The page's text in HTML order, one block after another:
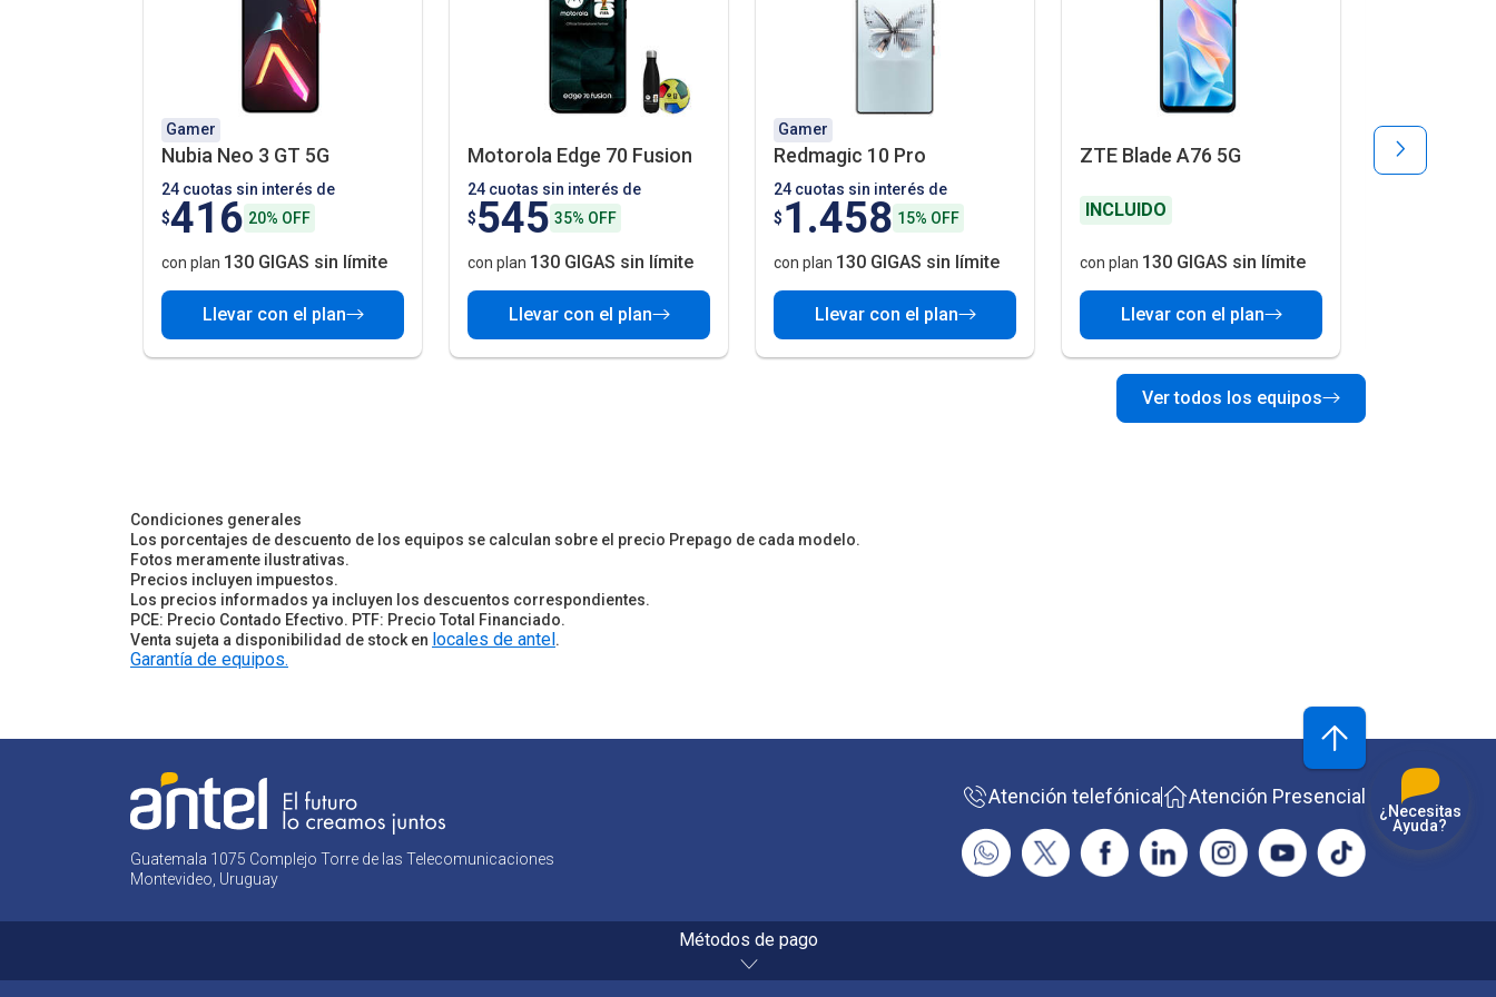
Gamer
Nubia Neo 3 GT 5G
24 cuotas sin interés de
$416 20% OFF
con plan 130 GIGAS sin límite
Llevar con el plan
Motorola Edge 70 Fusion
24 cuotas sin interés de
$545 35% OFF
con plan 130 GIGAS sin límite
Llevar con el plan
Gamer
Redmagic 10 Pro
24 cuotas sin interés de
$ 1.458 15% OFF
con plan 130 GIGAS sin límite
Llevar con el plan
ZTE Blade A76 5G
INCLUIDO
con plan 130 GIGAS sin límite
Llevar con el plan
Motorola
Ver todos los equipos
Condiciones generales
Los porcentajes de descuento de los equipos se calculan sobre el precio Prepago de cada modelo.
Fotos meramente ilustrativas.
Precios incluyen impuestos.
Los precios informados ya incluyen los descuentos correspondientes.
PCE: Precio Contado Efectivo. PTF: Precio Total Financiado.
Venta sujeta a disponibilidad de stock en locales de antel.
Garantía de equipos.
Guatemala 1075 Complejo Torre de las Telecomunicaciones
Montevideo, Uruguay
Atención telefónica Atención Presencial
Métodos de pago
¿Necesitas
Ayuda?